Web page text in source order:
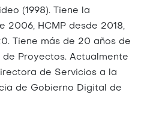
(1998). Tiene la
2006, HCMP desde 2018,
Tiene más de 20 años de
Proyectos. Actualmente
de Servicios a la
de Gobierno Digital de